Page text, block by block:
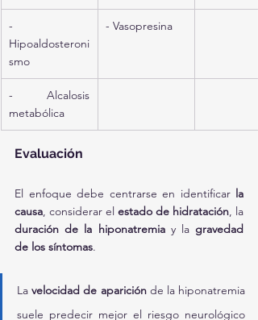
-
Hipoaldosteroni
smo
- Vasopresina
- Alcalosis
metabólica
Evaluación
El enfoque debe centrarse en identificar la
causa, considerar el estado de hidratación
duración de la hiponatremia y la gravedad
de los síntomas.
La velocidad de aparición de la hiponatremia
suele predecir mejor el riesgo neurológico